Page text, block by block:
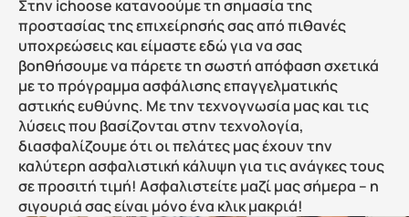
Στην ichoose κατανοούμε τη σημασία της
προστασίας της επιχείρησής σας από πιθανές
υποχρεώσεις και είμαστε εδώ για να σας
βοηθήσουμε να πάρετε τη σωστή απόφαση σχετικά
με το πρόγραμμα ασφάλισης επαγγελματικής
αστικής ευθύνης. Με την τεχνογνωσία μας και τις
λύσεις που βασίζονται στην τεχνολογία,
διασφαλίζουμε ότι οι πελάτες μας έχουν την
καλύτερη ασφαλιστική κάλυψη για τις ανάγκες τους
σε προσιτή τιμή! Ασφαλιστείτε μαζί μας σήμερα – η
σιγουριά σας είναι μόνο ένα κλικ μακριά!